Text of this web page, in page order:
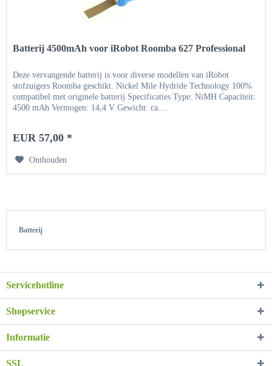
Batterij 4500mAh voor iRobot Roomba 627 Professional
Deze vervangende batterij is voor diverse modellen van iRobot
stofzuigers Roomba geschikt. Nickel Mile Hydride Technology 100%
compatibel met originele batterij Specificaties Type: NiMH Capaciteit:
4500 mAh Vermogen: 14,4 V Gewicht: ca....
EUR 57,00 *
Onthouden
Batterij
Servicehotline
Shopservice
Informatie
SSL